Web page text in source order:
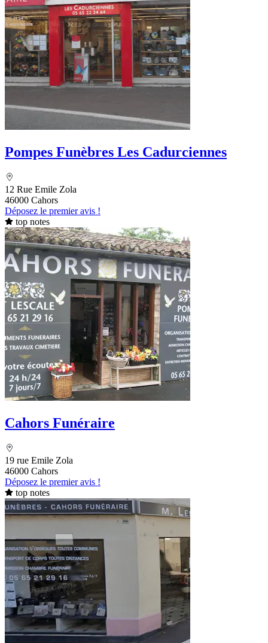
Pompes Funèbres Les Cadurciennes
12 Rue Emile Zola
46000 Cahors
Déposez le premier avis !
top notes
Cahors Funéraire
19 rue Emile Zola
46000 Cahors
Déposez le premier avis !
top notes